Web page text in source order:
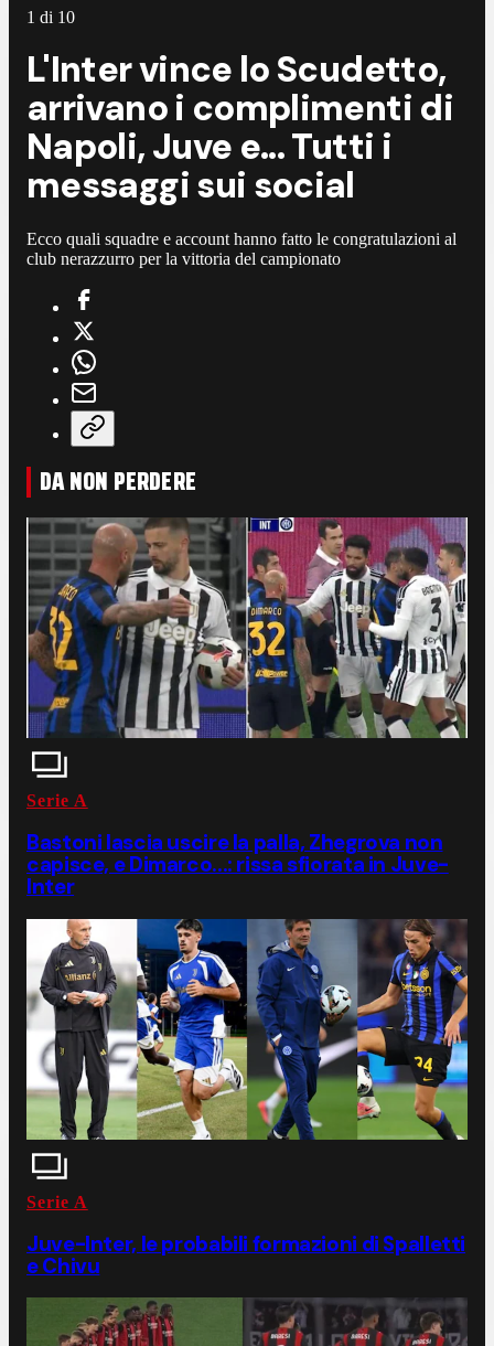
1 di 10
L'Inter vince lo Scudetto,
arrivano i complimenti di
Napoli, Juve e... Tutti i
messaggi sui social
Ecco quali squadre e account hanno fatto le congratulazioni al
club nerazzurro per la vittoria del campionato
DA NON PERDERE
Serie A
Bastoni lascia uscire la palla, Zhegrova non
capisce, e Dimarco...: rissa sfiorata in Juve-
Inter
Serie A
Juve-Inter, le probabili formazioni di Spalletti
e Chivu